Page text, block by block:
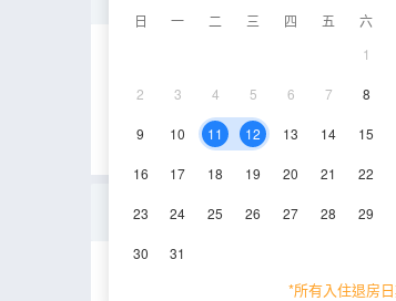
日 一 二 三 四 五
六
1
2 3 4 5 6 7 8
9 10 11 12 13 14 15
16 17 18 19 20 21 22
23 24 25 26 27 28 29
30 31
*所有入住退房
30-35㎡
奢姿·闊景大
35-40㎡